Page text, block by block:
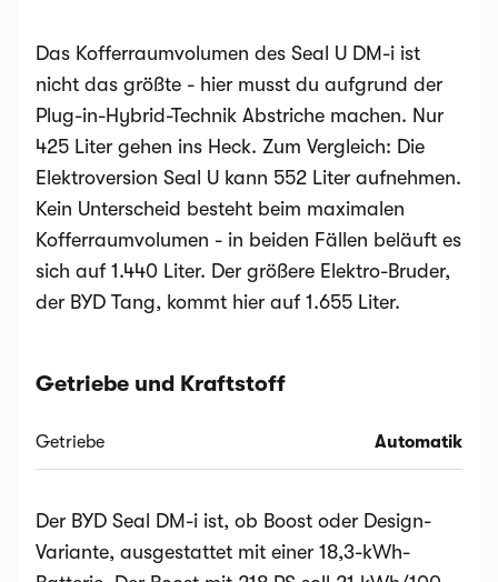
Das Kofferraumvolumen des Seal U DM-i ist
nicht das größte - hier musst du aufgrund der
Plug-in-Hybrid-Technik Abstriche machen. Nur
425 Liter gehen ins Heck. Zum Vergleich: Die
Elektroversion Seal U kann 552 Liter aufnehmen.
Kein Unterscheid besteht beim maximalen
Kofferraumvolumen - in beiden Fällen beläuft es
sich auf 1.440 Liter. Der größere Elektro-Bruder,
der BYD Tang, kommt hier auf 1.655 Liter.
Getriebe und Kraftstoff
Getriebe Automatik
Der BYD Seal DM-i ist, ob Boost oder Design-
Variante, ausgestattet mit einer 18,3-kWh-